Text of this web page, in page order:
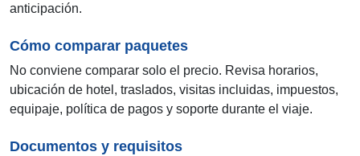
anticipación.
Cómo comparar paquetes
No conviene comparar solo el precio. Revisa horarios,
ubicación de hotel, traslados, visitas incluidas, impuestos,
equipaje, política de pagos y soporte durante el viaje.
Documentos y requisitos